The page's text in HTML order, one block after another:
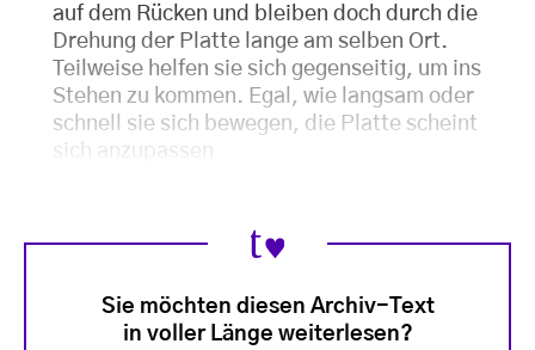
auf dem Rücken und bleiben doch durch die
Drehung der Platte lange am selben Ort.
Teilweise helfen sie sich gegenseitig, um ins
Stehen zu kommen. Egal, wie langsam oder
schnell sie sich bewegen, die Platte scheint
sich anzupassen
Sie möchten diesen Archiv-Text
in voller Länge weiterlesen?